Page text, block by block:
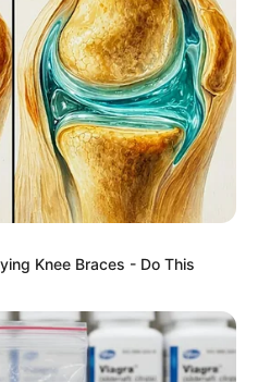
ม่เชื่ออะไรง่ายๆ และจริงใจ
สิ่งที่ชาวสิงห์ต้องการก็คือการ
ซึ่งจะทำให้เขามั่นใจในตัว
งเพื่อคนที่เขารักอย่างดีด้วย
ทำทุกอย่างเพื่อให้ผลออกมาดี
ะต้องเข้าใจในความมุ่งมั่น
นยามที่เขากำลังตั้งใจที่จะทำ
กของชาวสิงห์ จงจำไว้ว่าเขา
อและอย่านอกใจหรือทรยศ
Knee Braces - Do This